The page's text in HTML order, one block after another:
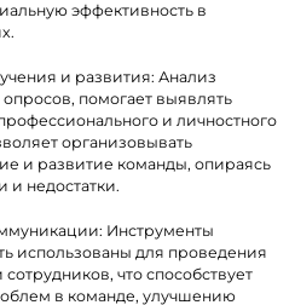
эффективность в
и развития: Анализ
помогает выявлять
и личностного
организовывать
и развитие команды, опираясь
и недостатки.
Инструменты
использованы для проведения
что способствует
в команде, улучшению